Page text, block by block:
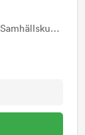
Svenska